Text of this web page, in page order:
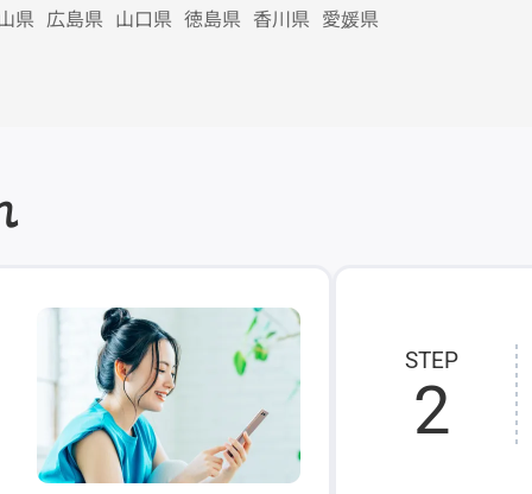
県 広島県 山口県 徳島県 香川県 愛媛県
STEP
2